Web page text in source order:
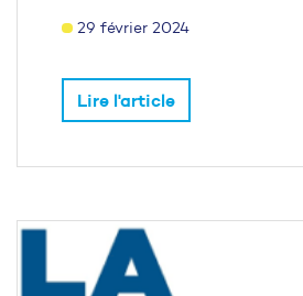
29 février 2024
Lire l'article